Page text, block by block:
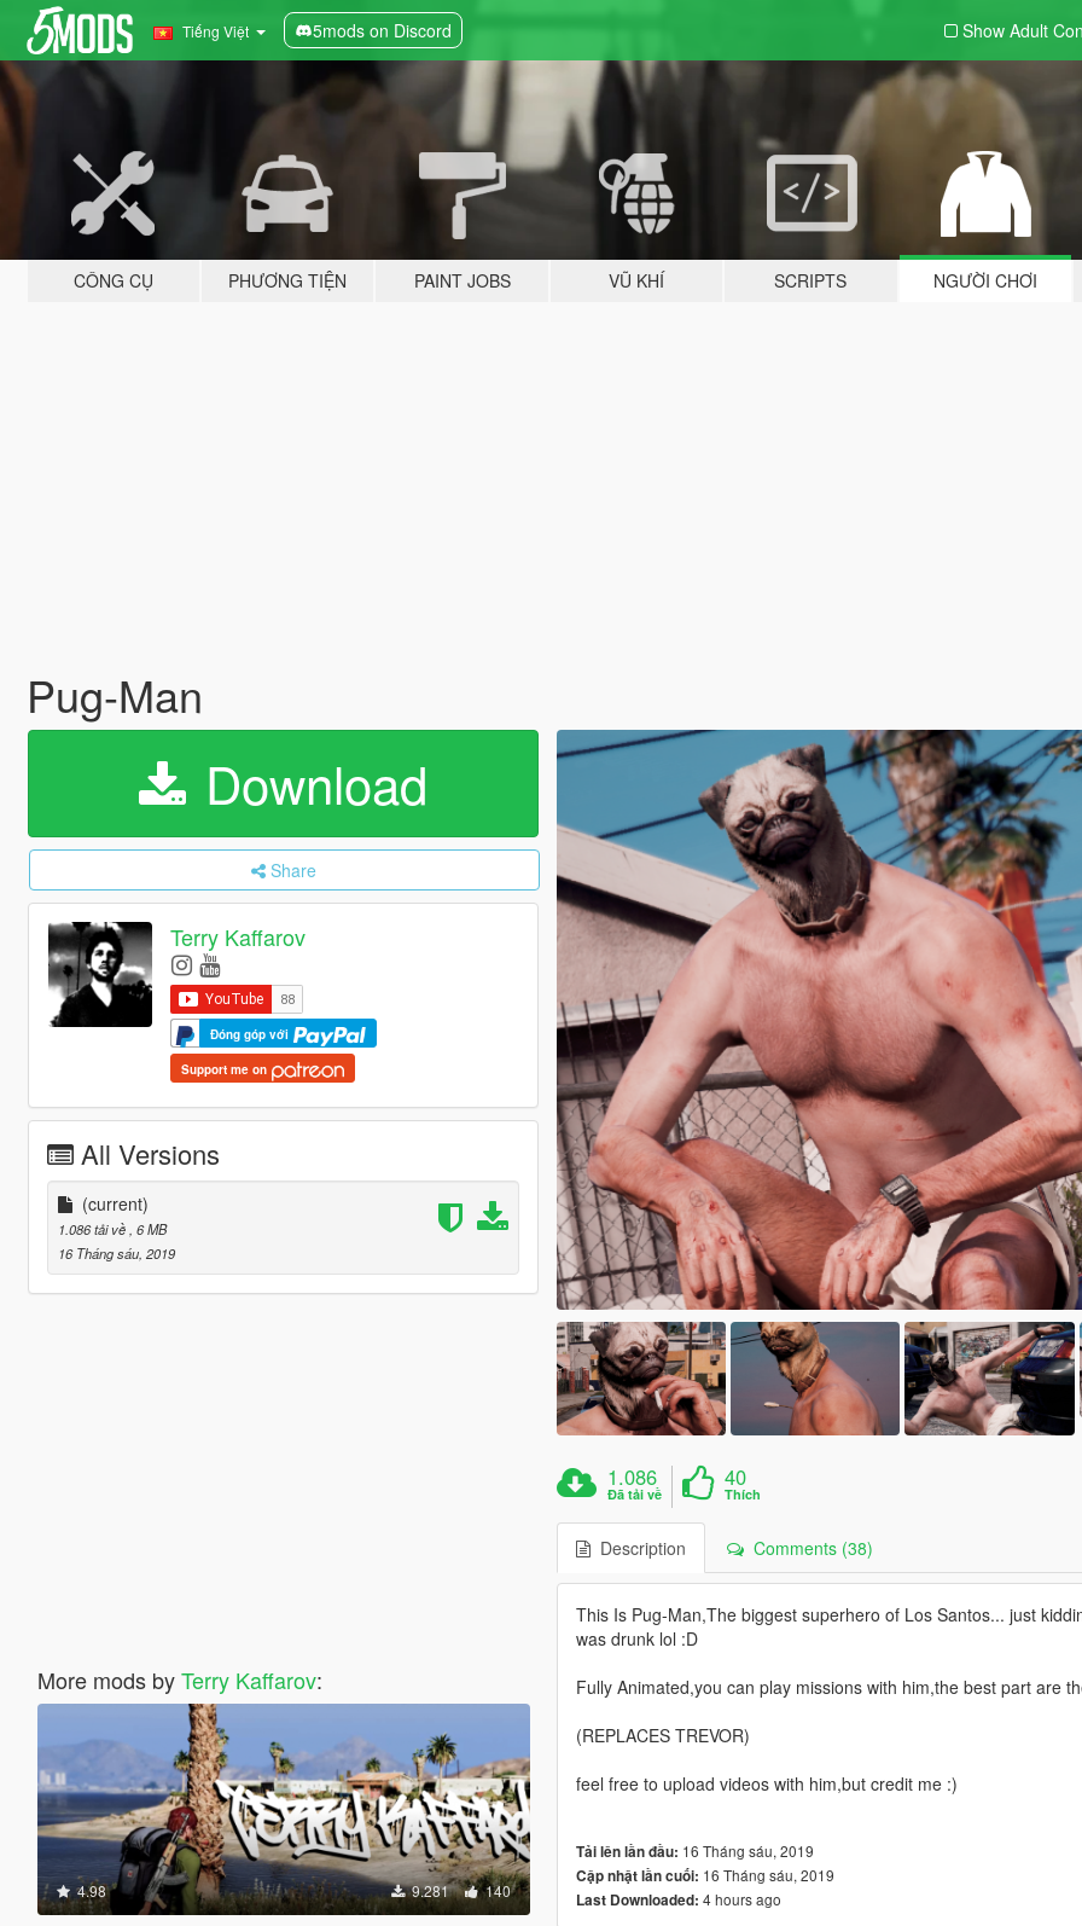
Tiếng Việt 5mods on Discord Show Adult
CÔNG CỤ PHƯƠNG TIỆN PAINT JOBS VŨ KHÍ SCRIPTS NGƯỜI CHƠI
Pug-Man
Download
Share
Terry Kaffarov
Đóng góp với
Support me on
All Versions
(current)
1.086 tải về, 6 MB
16 Tháng sáu, 2019
More mods byTerry Kaffarov:
4.98 9.281 140
1.086
Đã tải về
40
Thích
Description Comments (38)
This Is Pug-Man,The biggest superhero of Los Santos... just
was drunk lol :D
Fully Animated,you can play missions with him,the best part are
(REPLACES TREVOR)
feel free to upload videos with him,but credit me :)
Tải lên lần đầu: 16 Tháng sáu, 2019
Cập nhật lần cuối: 16 Tháng sáu, 2019
Last Downloaded: 4 hours ago